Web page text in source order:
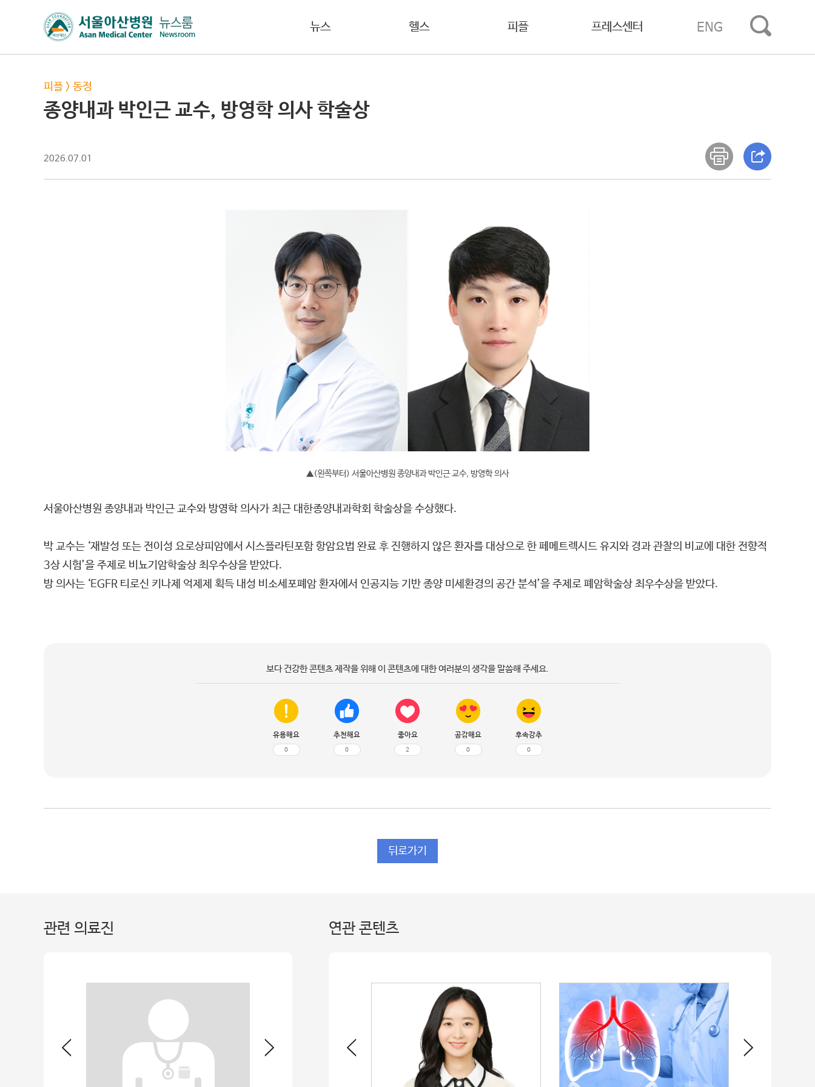
뉴스 헬스 피플 프레스센터 ENG
피플 > 동정
종양내과 박인근 교수, 방영학 의사 학술상
2026.07.01
▲(왼쪽부터) 서울아산병원 종양내과 박인근 교수, 방영학 의사
서울아산병원 종양내과 박인근 교수와 방영학 의사가 최근 대한종양내과학회 학술상을 수상했다.
박 교수는 ‘재발성 또는 전이성 요로상피암에서 시스플라틴포함 항암요법 완료 후 진행하지 않은 환자를 대상으로 한 페메트렉시드 유지와 경과 관찰의 비교에 대한 전향적
3상 시험’을 주제로 비뇨기암학술상 최우수상을 받았다.
방 의사는 ‘EGFR 티로신 키나제 억제제 획득 내성 비소세포폐암 환자에서 인공지능 기반 종양 미세환경의 공간 분석’을 주제로 폐암학술상 최우수상을 받았다.
보다 건강한 콘텐츠 제작을 위해 이 콘텐츠에 대한 여러분의 생각을 말씀해 주세요.
유용해요
0
추천해요
0
좋아요
2
공감해요
0
후속강추
0
뒤로가기
관련 의료진 연관 콘텐츠